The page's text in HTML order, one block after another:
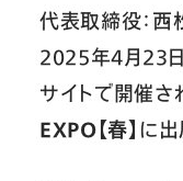
代表取締役：西
2025年4月23日
サイトで開催さ
EXPO【春】 に出